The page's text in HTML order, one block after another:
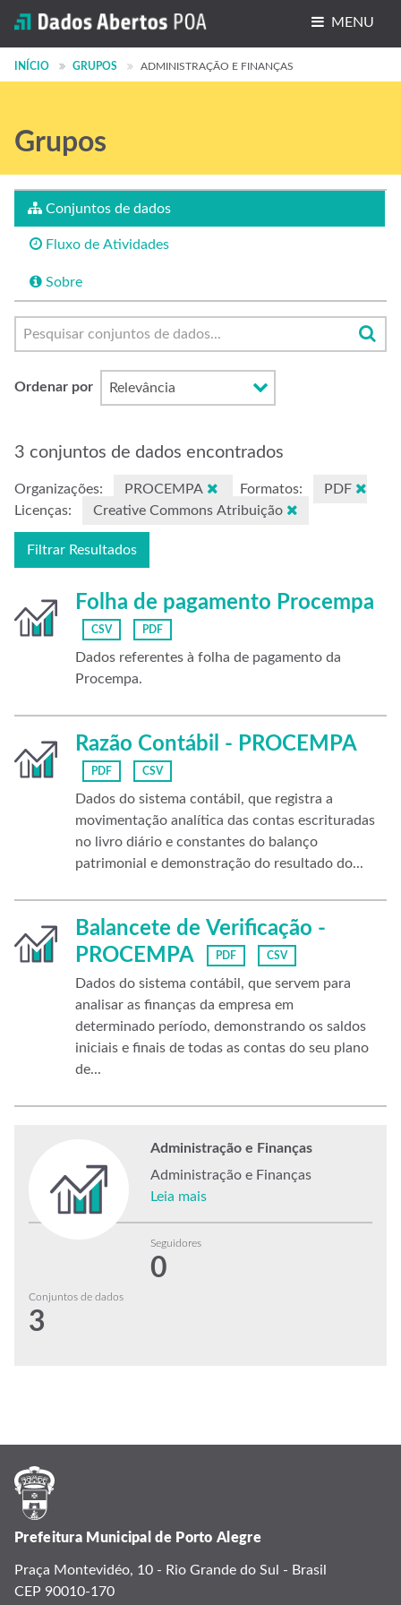
MENU
Conjuntos de dados
Grupos
INÍCIO GRUPOS ADMINISTRAÇÃO E FINANÇAS
Grupos
Conjuntos de dados
Fluxo de Atividades
Sobre
Ordenar por
3 conjuntos de dados encontrados
Organizações: PROCEMPA Formatos:
PDF
Licenças:
Creative Commons Atribuição
Filtrar Resultados
Folha de pagamento Procempa
CSV PDF
Dados referentes à folha de pagamento da
Procempa.
Razão Contábil - PROCEMPA
PDF CSV
Dados do sistema contábil, que registra a
movimentação analítica das contas escrituradas
no livro diário e constantes do balanço
patrimonial e demonstração do resultado do...
Balancete de Verificação -
PROCEMPA
PDF CSV
Dados do sistema contábil, que servem para
analisar as finanças da empresa em
determinado período, demonstrando os saldos
iniciais e finais de todas as contas do seu plano
de...
Administração e Finanças
Administração e Finanças
Leia mais
Seguidores
0
Conjuntos de dados
3
Prefeitura Municipal de Porto Alegre
Praça Montevidéo, 10 - Rio Grande do Sul - Brasil
CEP 90010-170